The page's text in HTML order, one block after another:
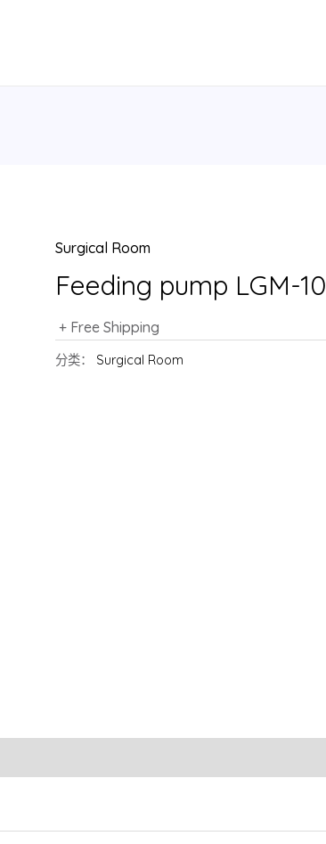
Surgical Room
Feeding pump LGM-10
+ Free Shipping
分类： Surgical Room